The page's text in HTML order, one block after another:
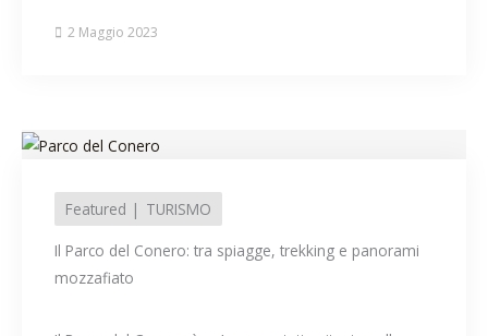
2 Maggio 2023
Featured
TURISMO
Il Parco del Conero: tra spiagge, trekking e panorami
mozzafiato